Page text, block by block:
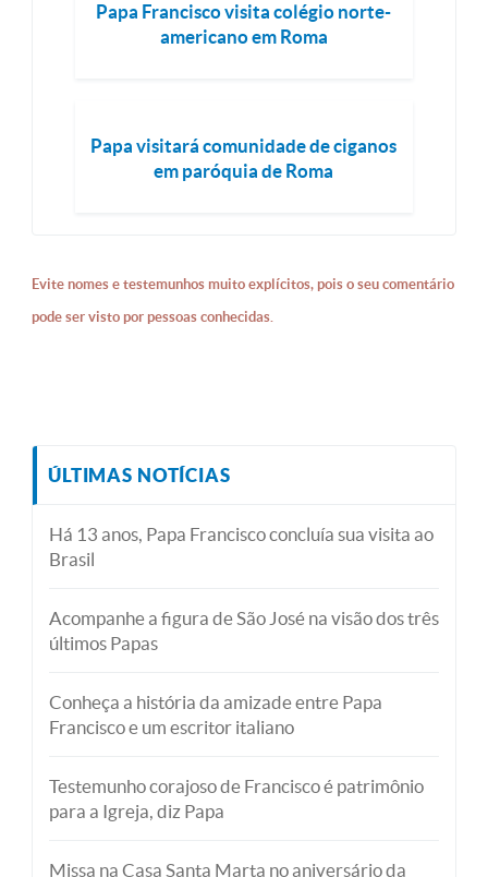
Papa Francisco visita colégio norte-
americano em Roma
Papa visitará comunidade de ciganos
em paróquia de Roma
Evite nomes e testemunhos muito explícitos, pois o seu comentário
pode ser visto por pessoas conhecidas.
ÚLTIMAS NOTÍCIAS
Há 13 anos, Papa Francisco concluía sua visita ao
Brasil
Acompanhe a figura de São José na visão dos três
últimos Papas
Conheça a história da amizade entre Papa
Francisco e um escritor italiano
Testemunho corajoso de Francisco é patrimônio
para a Igreja, diz Papa
Missa na Casa Santa Marta no aniversário da